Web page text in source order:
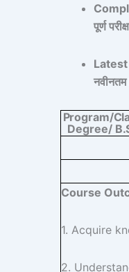
पूर्ण
Program/
Degree/
Course
1. Acquire
2.